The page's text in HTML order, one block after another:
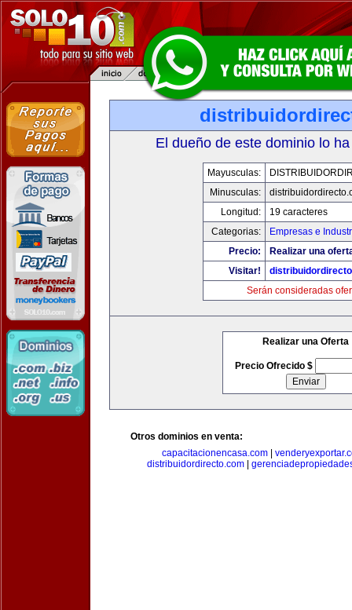
El dueño de este dominio lo
Mayusculas:
Minusculas:
Longitud:
19 caracteres
Categorias:
Empresas e
Precio:
Realizar una
Visitar!
Serán consideradas
Realizar una Oferta
Precio Ofrecido $
Otros dominios en venta:
capacitacionencasa.com|
distribuidordirecto.com|